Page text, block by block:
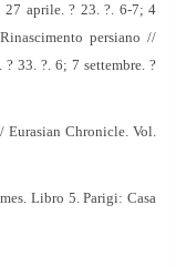
aprile. ? 23. ?. 6-7; 4
persiano //
33. ?. 6; 7 settembre. ?
Eurasian Chronicle. Vol.
Libro 5. Parigi: Casa